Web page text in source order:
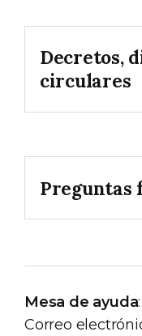
Decretos,
circulares
Preguntas
Mesa de ayuda:
Correo